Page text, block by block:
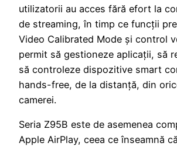
utilizatorii au acces fără efort la
de streaming, în timp ce funcții
Video Calibrated Mode și control
permit să gestioneze aplicații, să
să controleze dispozitive smart
hands-free, de la distanță, din
camerei.
Seria Z95B este de asemenea
Apple AirPlay, ceea ce înseamnă